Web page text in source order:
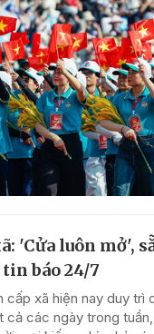
'Cửa luôn mở',
báo 24/7
cấp xã hiện nay duy trì
cả các ngày trong